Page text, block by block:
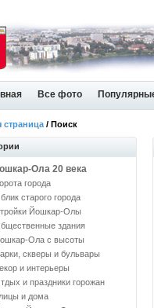
Все фото
страница / Поиск
Ола 20 века
города
старого города
Йошкар-Олы
здания
Ола с высоты
скверы и бульвары
и интерьеры
и праздники горожан
и дома